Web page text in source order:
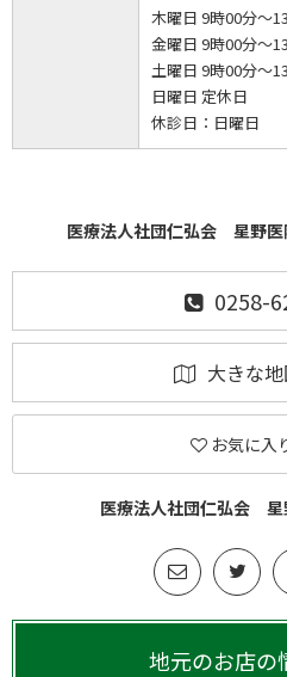
木曜日 9時00分～
金曜日 9時00分～
土曜日 9時00分～
日曜日 定休日
休診日： 日曜日
医療法人社団仁弘会 星野医
0258-
大きな
お気に入
医療法人社団仁弘会 星
地元のお店の